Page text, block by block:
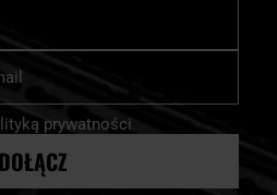
prywatności
DOŁĄCZ